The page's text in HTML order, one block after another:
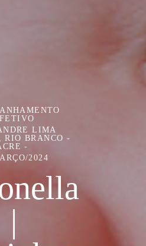
LIMA
RIO BRANCO -
2024
|